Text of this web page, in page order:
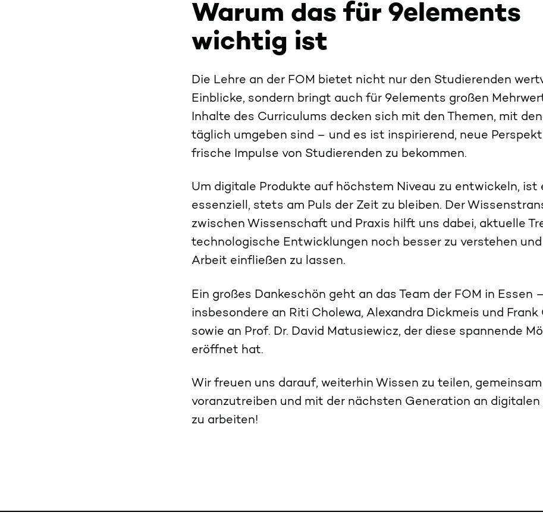
Warum das für 9elements
wichtig ist
Die Lehre an der FOM bietet nicht nur den Studierenden
Einblicke, sondern bringt auch für 9elements großen
Inhalte des Curriculums decken sich mit den Themen, mit
täglich umgeben sind – und es ist inspirierend, neue
frische Impulse von Studierenden zu bekommen.
Um digitale Produkte auf höchstem Niveau zu entwickeln, ist
essenziell, stets am Puls der Zeit zu bleiben. Der
zwischen Wissenschaft und Praxis hilft uns dabei, aktuelle
technologische Entwicklungen noch besser zu verstehen
Arbeit einfließen zu lassen.
Ein großes Dankeschön geht an das Team der FOM in Essen –
insbesondere an Riti Cholewa, Alexandra Dickmeis und Frank
sowie an Prof. Dr. David Matusiewicz, der diese spannende
eröffnet hat.
Wir freuen uns darauf, weiterhin Wissen zu teilen,
voranzutreiben und mit der nächsten Generation an digitalen
zu arbeiten!